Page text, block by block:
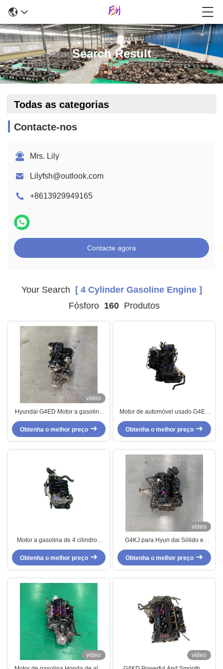
Search Result
Todas as categorias
Contacte-nos
Mrs. Lily
Lilyfsh@outlook.com
+8613929949165
Contacte agora
Your Search [ 4 Cylinder Gasoline Engine ]
Fósforo 160Produtos
vídeo
Hyundai G4ED Motor a gasolina
de quatro cilindros para Elantra
Obtenha o melhor preço
Motor de automóvel usado G4ED
4 cilindros Motor a gasolina
Montagem para Hyundai
Obtenha o melhor preço
Motor a gasolina de 4 cilindros
HR16 usado para Nissan
Obtenha o melhor preço
vídeo
G4KJ para Hyun dai Sólido e
Capaz Conjunto do Motor a
Gasolina Coreano Usado de 4
Cilindros
Obtenha o melhor preço
vídeo
vídeo